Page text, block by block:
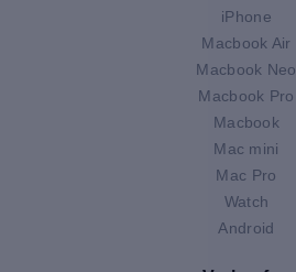
iPhone
Macbook Air
Macbook Neo
Macbook Pro
Macbook
Mac mini
Mac Pro
Watch
Android